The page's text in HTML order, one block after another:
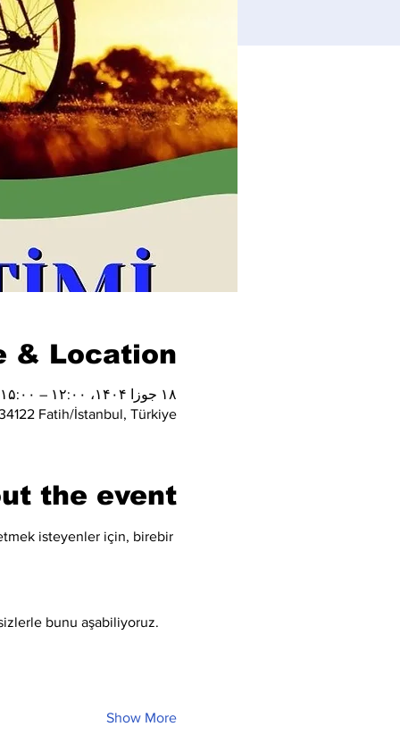
& Location
۱۸ جوزا ۱۴۰۴، ۱۲:۰۰ – ۱۵:۰۰
Fatih/İstanbul, Türkiye
the event
isteyenler için, birebir
bunu aşabiliyoruz.
Show More